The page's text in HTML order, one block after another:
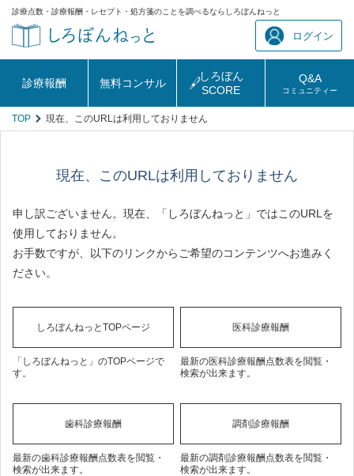
診療点数・診療報酬・レセプト・処方箋のことを調べるならしろぼんねっと
ログイン
診療報酬 無料コンサル
しろぼん
SCORE
Q&A
コミュニティー
TOP 現在、このURLは利用しておりません
現在、このURLは利用しておりません
申し訳ございません。現在、「しろぼんねっと」ではこのURLを
使用しておりません。
お手数ですが、以下のリンクからご希望のコンテンツへお進みく
ださい。
しろぼんねっとTOPページ
「しろぼんねっと」のTOPページで
す。
医科診療報酬
最新の医科診療報酬点数表を閲覧・
検索が出来ます。
歯科診療報酬
最新の歯科診療報酬点数表を閲覧・
検索が出来ます。
調剤診療報酬
最新の調剤診療報酬点数表を閲覧・
検索が出来ます。